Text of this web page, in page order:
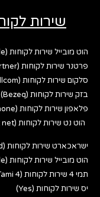
שירות
הוט מובייל שירות לקוחות (Hot Mobile)
פרטנר שירות לקוחות (Partner)
סלקום שירות לקוחות (Cellcom)
בזק שירות לקוחות (Bezeq)
פלאפון שירות לקוחות (Pelephone)
הוט נט שירות לקוחות (Hot net)
ישראכארט שירות לקוחות (Isracard)
הוט מובייל שירות לקוחות (Hot mobile)
תמי 4 שירות לקוחות (Tami 4)
יס שירות לקוחות (Yes)